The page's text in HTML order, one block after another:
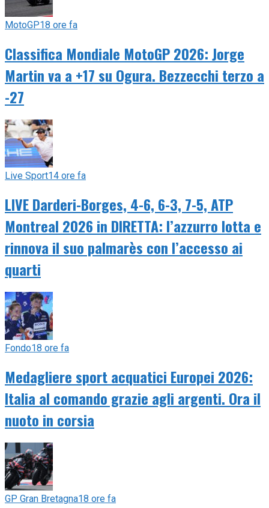
MotoGP18 ore fa
Classifica Mondiale MotoGP 2026: Jorge
Martin va a +17 su Ogura. Bezzecchi terzo a
-27
Live Sport14 ore fa
LIVE Darderi-Borges, 4-6, 6-3, 7-5, ATP
Montreal 2026 in DIRETTA: l’azzurro lotta e
rinnova il suo palmarès con l’accesso ai
quarti
Fondo18 ore fa
Medagliere sport acquatici Europei 2026:
Italia al comando grazie agli argenti. Ora il
nuoto in corsia
GP Gran Bretagna18 ore fa